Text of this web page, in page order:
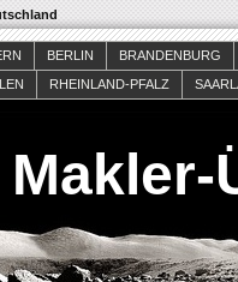
BERLIN
BRANDENBURG
RHEINLAND-PFALZ
Makler-